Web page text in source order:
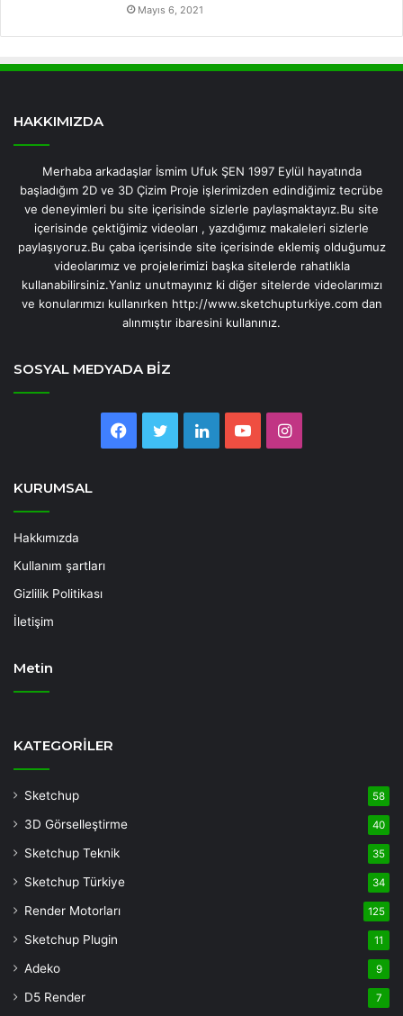
Mayıs 6, 2021
HAKKIMIZDA
Merhaba arkadaşlar İsmim Ufuk ŞEN 1997 Eylül hayatında
başladığım 2D ve 3D Çizim Proje işlerimizden edindiğimiz tecrübe
ve deneyimleri bu site içerisinde sizlerle paylaşmaktayız.Bu site
içerisinde çektiğimiz videoları , yazdığımız makaleleri sizlerle
paylaşıyoruz.Bu çaba içerisinde site içerisinde eklemiş olduğumuz
videolarımız ve projelerimizi başka sitelerde rahatlıkla
kullanabilirsiniz.Yanlız unutmayınız ki diğer sitelerde videolarımızı
ve konularımızı kullanırken http://www.sketchupturkiye.com dan
alınmıştır ibaresini kullanınız.
SOSYAL MEDYADA BİZ
Facebook
TwitterLinkedInYouTubeInstagram
KURUMSAL
Hakkımızda
Kullanım şartları
Gizlilik Politikası
İletişim
Metin
Bonusu
Bonusu
casino
bonusu
veren
bonusu
KATEGORİLER
Sketchup 58
3D Görselleştirme 40
Sketchup Teknik 35
Sketchup Türkiye 34
Render Motorları 125
Sketchup Plugin 11
Adeko 9
D5 Render 7